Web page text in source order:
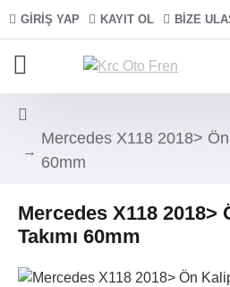
GIRIŞ YAP KAYIT OL BIZE
Mercedes X118 2018> Ön
60mm
Mercedes X118 2018>
Takımı 60mm